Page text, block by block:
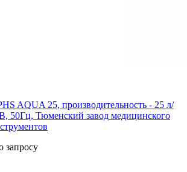
AQUA 25, производительность - 25 л/
50Гц, Тюменский завод медицинского
запросу